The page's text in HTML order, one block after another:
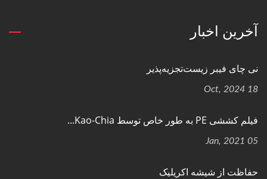
آخرین اخبار
نی چای فیبر زیست‌تجزیه‌پذیر
18 Oct, 2024
فیلم کششی PE به طور خاص توسط Kao-Chia...
05 Jan, 2021
حفاظت از شیشه اکریلیک